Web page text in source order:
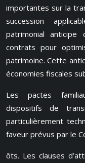
importantes sur la
succession
patrimonial
contrats pour
patrimoine. Cette
économies fiscales
Les pactes
dispositifs de
particulièrement
faveur prévus par le
ôts. Les clauses